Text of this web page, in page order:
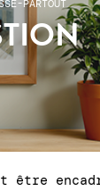
PARTOUT
être